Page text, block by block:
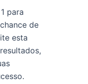
para
de
esta